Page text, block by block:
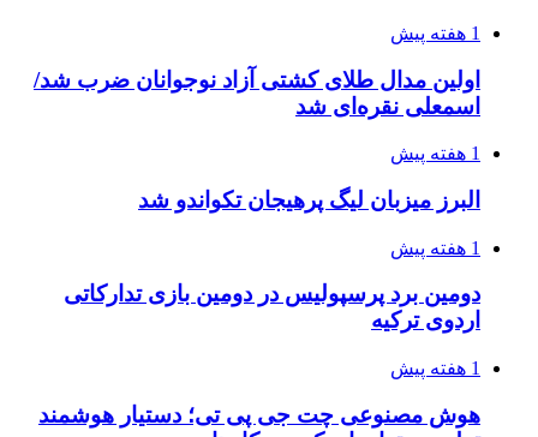
1 هفته پیش
اولین مدال طلای کشتی آزاد نوجوانان ضرب شد/
اسمعلی نقره‌ای شد
1 هفته پیش
البرز میزبان لیگ پرهیجان تکواندو شد
1 هفته پیش
دومین برد پرسپولیس در دومین بازی تدارکاتی
اردوی ترکیه
1 هفته پیش
هوش مصنوعی چت جی پی تی؛ دستیار هوشمند